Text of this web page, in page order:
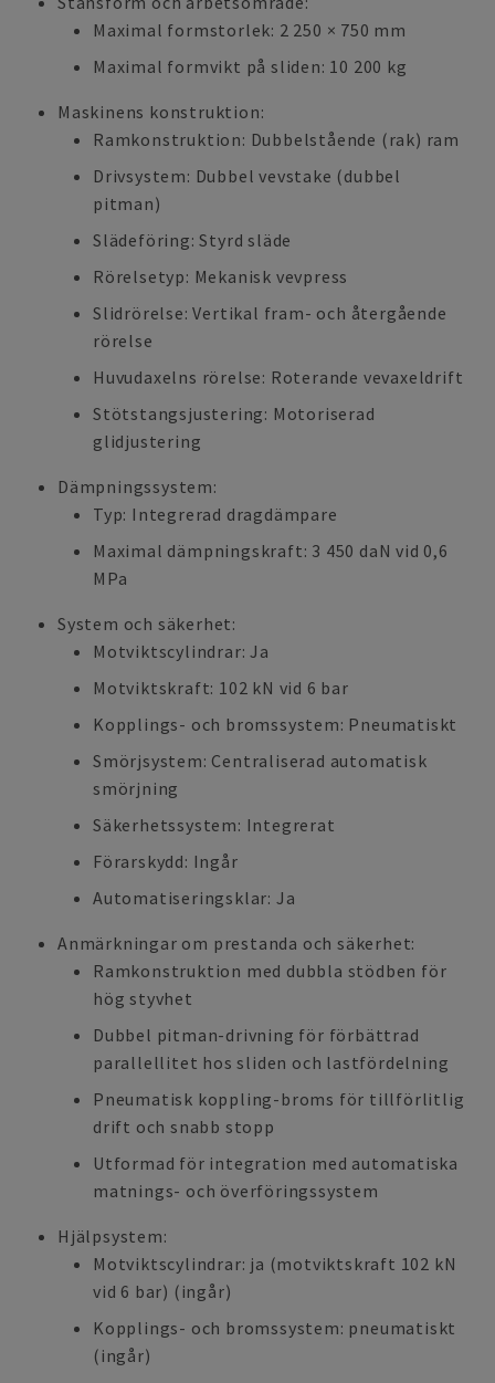
Maximal formstorlek: 2 250 × 750 mm
Maximal formvikt på sliden: 10 200 kg
Maskinens konstruktion:
Ramkonstruktion: Dubbelstående (rak) ram
Drivsystem: Dubbel vevstake (dubbel
pitman)
Slädeföring: Styrd släde
Rörelsetyp: Mekanisk vevpress
Slidrörelse: Vertikal fram- och återgående
rörelse
Huvudaxelns rörelse: Roterande vevaxeldrift
Stötstangsjustering: Motoriserad
glidjustering
Dämpningssystem:
Typ: Integrerad dragdämpare
Maximal dämpningskraft: 3 450 daN vid 0,6
MPa
System och säkerhet:
Motviktscylindrar: Ja
Motviktskraft: 102 kN vid 6 bar
Kopplings- och bromssystem: Pneumatiskt
Smörjsystem: Centraliserad automatisk
smörjning
Säkerhetssystem: Integrerat
Förarskydd: Ingår
Automatiseringsklar: Ja
Anmärkningar om prestanda och säkerhet:
Ramkonstruktion med dubbla stödben för
hög styvhet
Dubbel pitman-drivning för förbättrad
parallellitet hos sliden och lastfördelning
Pneumatisk koppling-broms för tillförlitlig
drift och snabb stopp
Utformad för integration med automatiska
matnings- och överföringssystem
Hjälpsystem:
Motviktscylindrar: ja (motviktskraft 102 kN
vid 6 bar) (ingår)
Kopplings- och bromssystem: pneumatiskt
(ingår)